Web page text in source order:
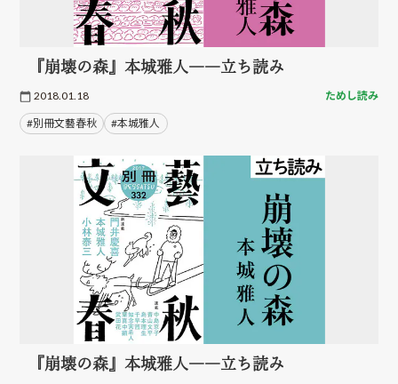
『崩壊の森』本城雅人――立ち読み
2018.01.18 ためし読み
#別冊文藝春秋 #本城雅人
『崩壊の森』本城雅人――立ち読み